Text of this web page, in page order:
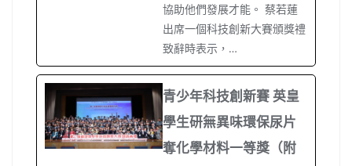
協助他們發展才能。 蔡若蓮
出席一個科技創新大賽頒獎禮
致辭時表示，…
青少年科技創新賽 英皇
學生研無異味環保尿片
奪化學材料一等獎（附